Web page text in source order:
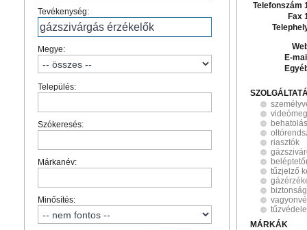
Tevékenység:
Megye:
Település:
Szókeresés:
Márkanév:
Minősítés:
Telefonszám
Fax
E-
riasztók
tűzjelző
MÁRKÁK